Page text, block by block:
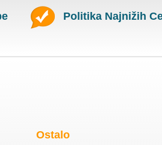
Politika Najnižih
Ostalo